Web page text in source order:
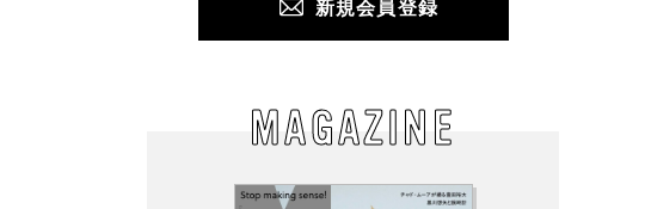
新規会員登録
MAGAZINE